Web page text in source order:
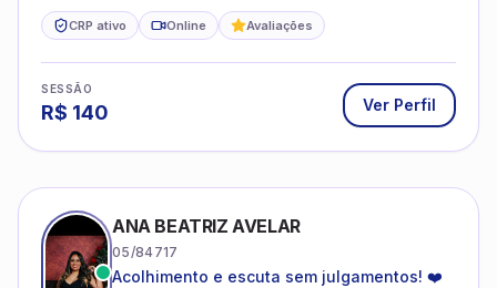
CRP ativo Online Avaliações
SESSÃO
R$ 140 Ver Perfil
ANA BEATRIZ AVELAR
05/84717
Acolhimento e escuta sem julgamentos! ❤️